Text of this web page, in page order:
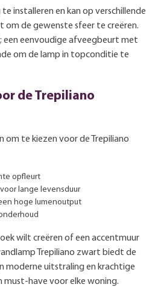
installeren en kan op verschillende
om de gewenste sfeer te creëren.
een eenvoudige afveegbeurt met
om de lamp in topconditie te
de Trepiliano
om te kiezen voor de Trepiliano
opfleurt
lange levensduur
hoge lumenoutput
wilt creëren of een accentmuur
Trepiliano zwart biedt de
moderne uitstraling en krachtige
must-have voor elke woning.